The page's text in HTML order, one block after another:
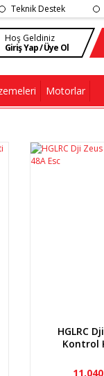
Teknik Destek
Hoş Geldiniz
Giriş Yap / Üye Ol
Motorlar
HGLRC
Kontrol